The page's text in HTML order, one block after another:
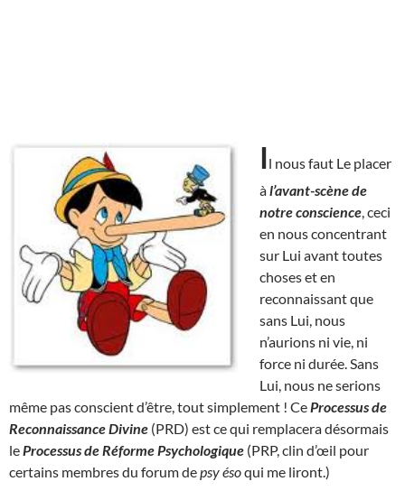
Il nous faut Le placer
àl’avant-scène de
notre conscience , ceci
en nous concentrant
sur Lui avant toutes
choses et en
reconnaissant que
sans Lui, nous
n’aurions ni vie, ni
force ni durée. Sans
Lui, nous ne serions
même pas conscient d’être, tout simplement ! Ce Processus de
Reconnaissance Divine (PRD) est ce qui remplacera désormais
le Processus de Réforme Psychologique (PRP, clin d’œil pour
certains membres du forum depsy ésoqui me liront.)